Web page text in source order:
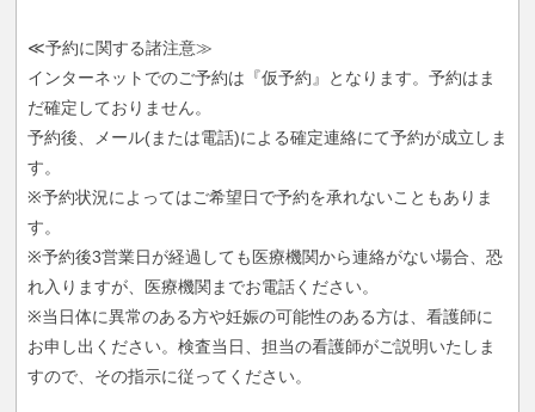
≪予約に関する諸注意≫
インターネットでのご予約は『仮予約』となります。予約はま
だ確定しておりません。
予約後、メール(または電話)による確定連絡にて予約が成立しま
す。
※予約状況によってはご希望日で予約を承れないこともありま
す。
※予約後3営業日が経過しても医療機関から連絡がない場合、恐
れ入りますが、医療機関までお電話ください。
※当日体に異常のある方や妊娠の可能性のある方は、看護師に
お申し出ください。検査当日、担当の看護師がご説明いたしま
すので、その指示に従ってください。